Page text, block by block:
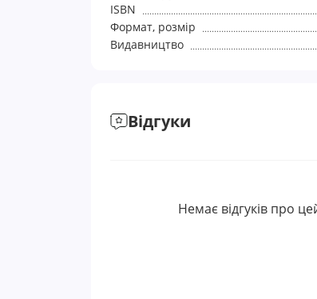
ISBN
Формат, розмір
Видавництво
Відгуки
Немає відгуків про